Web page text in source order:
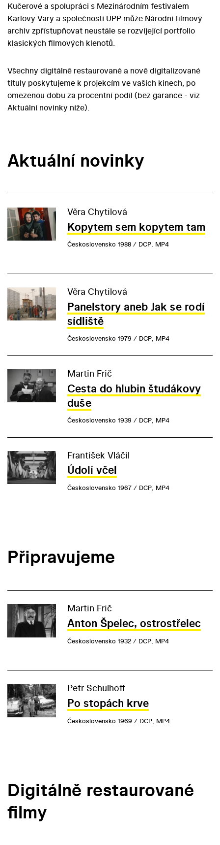
Kučerové a spolupráci s Mezinárodním festivalem
Karlovy Vary a společností UPP může Národní filmový
archiv zpřístupňovat neustále se rozvíjející portfolio
klasických filmových klenotů.
Všechny digitálně restaurované a nově digitalizované
tituly poskytujeme k projekcím ve vašich kinech, po
omezenou dobu za procentní podíl (bez garance - viz
Aktuální novinky níže).
Aktuální novinky
Věra Chytilová
Kopytem sem kopytem tam
Československo 1988 / DCP, MP4
Věra Chytilová
Panelstory aneb Jak se rodí
sídliště
Československo 1979 / DCP, MP4
Martin Frič
Cesta do hlubin študákovy
duše
Československo 1939 / DCP, MP4
František Vláčil
Údolí včel
Československo 1967 / DCP, MP4
Připravujeme
Martin Frič
Anton Špelec, ostrostřelec
Československo 1932 / DCP, MP4
Petr Schulhoff
Po stopách krve
Československo 1969 / DCP, MP4
Digitálně restaurované
filmy